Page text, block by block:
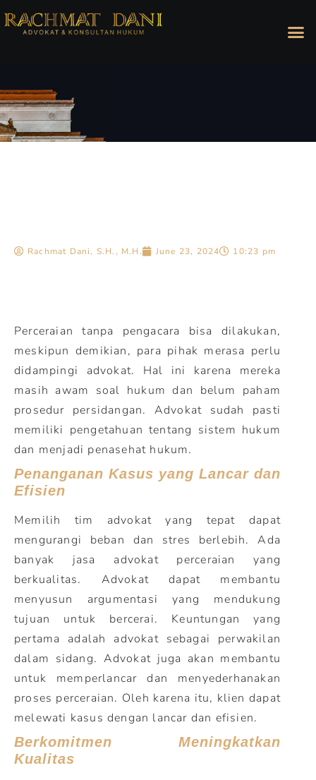
Rachmat Dani, S.H., M.H. June 23, 2024 10:23 pm
Perceraian tanpa pengacara bisa dilakukan,
meskipun demikian, para pihak merasa perlu
didampingi advokat. Hal ini karena mereka
masih awam soal hukum dan belum paham
prosedur persidangan. Advokat sudah pasti
memiliki pengetahuan tentang sistem hukum
dan menjadi penasehat hukum.
Penanganan Kasus yang Lancar dan
Efisien
Memilih tim advokat yang tepat dapat
mengurangi beban dan stres berlebih. Ada
banyak jasa advokat perceraian yang
berkualitas. Advokat dapat membantu
menyusun argumentasi yang mendukung
tujuan untuk bercerai. Keuntungan yang
pertama adalah advokat sebagai perwakilan
dalam sidang. Advokat juga akan membantu
untuk memperlancar dan menyederhanakan
proses perceraian. Oleh karena itu, klien dapat
melewati kasus dengan lancar dan efisien.
Berkomitmen Meningkatkan
Kualitas